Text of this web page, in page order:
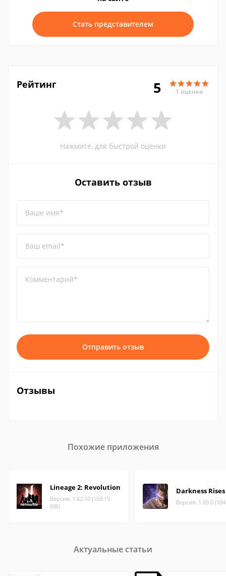
Стать представителем
Рейтинг 5 1 оценка
Нажмите, для быстрой оценки
Оставить отзыв
Ваше имя*
Ваш email*
Комментарий*
Отправить отзыв
Отзывы
Похожие приложения
Lineage 2: Revolution
Версия: 1.62.10 (103.15
МБ)
Darkness Rises
Версия: 1.69.0
Актуальные статьи